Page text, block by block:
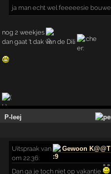
ja man echt wel feeeeesie
nog 2 weekjes
dan gaat 't dak van de Dili
P-leej
Uitspraak van Gewoon
om 22:36:
Dan ga je toch niet op vakantie